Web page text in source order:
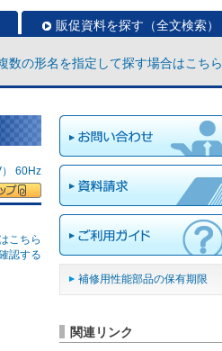
販促資料を探す（全文検索）
数の形名を指定して探す場合はこちら
60Hz
こちら
認する
補修用性能部品の保有期限
関連リンク